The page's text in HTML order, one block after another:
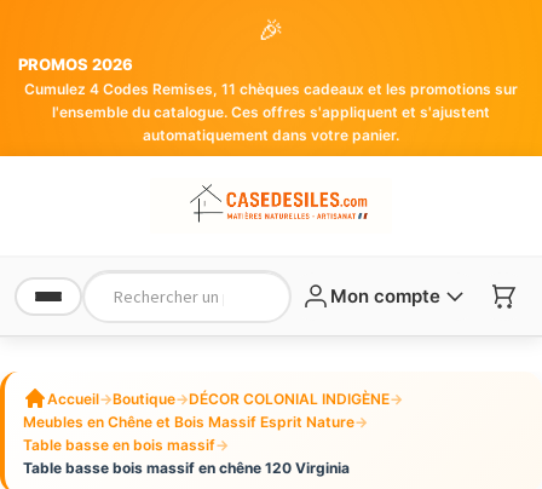
🎉
PROMOS 2026
Cumulez 4 Codes Remises, 11 chèques cadeaux et les promotions sur
l'ensemble du catalogue. Ces offres s'appliquent et s'ajustent
automatiquement dans votre panier.
Mon compte
Accueil→Boutique→DÉCOR COLONIAL INDIGÈNE→
Meubles en Chêne et Bois Massif Esprit Nature→
Table basse en bois massif→
Table basse bois massif en chêne 120 Virginia